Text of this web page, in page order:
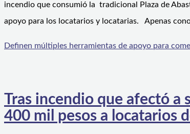
incendio que consumió la tradicional Plaza de
apoyo para los locatarios y locatarias. Apenas
Definen múltiples herramientas de apoyo para
Tras incendio que afectó a
400 mil pesos a locatarios